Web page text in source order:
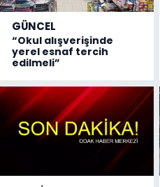
GÜNCEL
“Okul alışverişinde
yerel esnaf tercih
edilmeli”